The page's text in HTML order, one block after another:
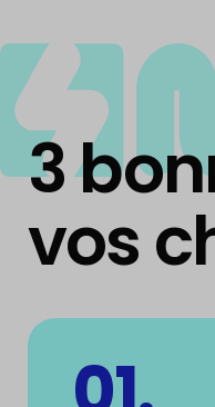
3
vos